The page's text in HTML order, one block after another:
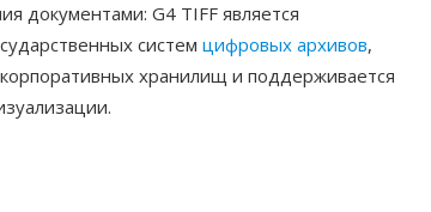
документами: G4 TIFF является
систем цифровых архивов,
хранилищ и поддерживается